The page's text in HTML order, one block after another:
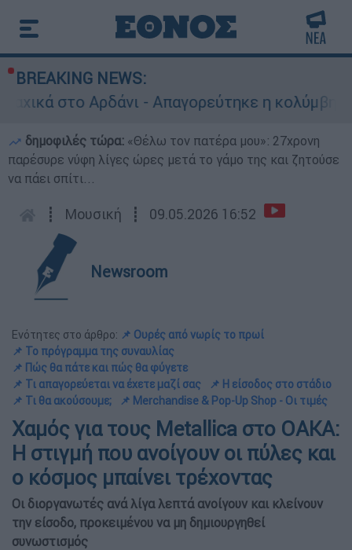
BREAKING NEWS:
Αρδάνι - Απαγορεύτηκε η κολύμβηση στην
δημοφιλές τώρα: «Θέλω τον πατέρα μου»: 27χρονη
παρέσυρε νύφη λίγες ώρες μετά το γάμο της και ζητούσε
να πάει σπίτι...
┋ Μουσική ┋ 09.05.2026 16:52
Newsroom
Ενότητες στο άρθρο: 📌 Ουρές από νωρίς το πρωί
📌 Το πρόγραμμα της συναυλίας
📌 Πώς θα πάτε και πώς θα φύγετε
📌 Τι απαγορεύεται να έχετε μαζί σας
📌 Η είσοδος στο στάδιο
📌 Τι θα ακούσουμε;
📌 Merchandise & Pop-Up Shop - Οι τιμές
Χαμός για τους Metallica στο ΟΑΚΑ:
Η στιγμή που ανοίγουν οι πύλες και
ο κόσμος μπαίνει τρέχοντας
Οι διοργανωτές ανά λίγα λεπτά ανοίγουν και κλείνουν
την είσοδο, προκειμένου να μη δημιουργηθεί
συνωστισμός